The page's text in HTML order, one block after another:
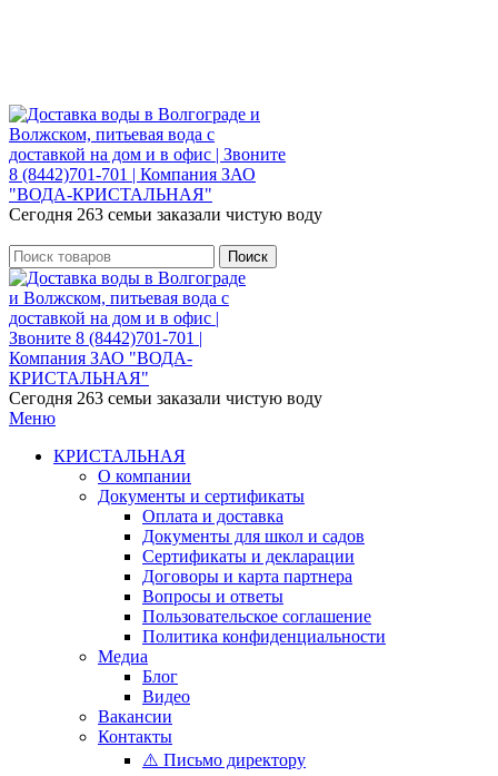
Сегодня 263 семьи заказали чистую воду
Поиск
Сегодня 263 семьи заказали чистую воду
Меню
КРИСТАЛЬНАЯ
О компании
Документы и сертификаты
Оплата и доставка
Документы для школ и садов
Сертификаты и декларации
Договоры и карта партнера
Вопросы и ответы
Пользовательское соглашение
Политика конфиденциальности
Медиа
Блог
Видео
Вакансии
Контакты
⚠️ Письмо директору